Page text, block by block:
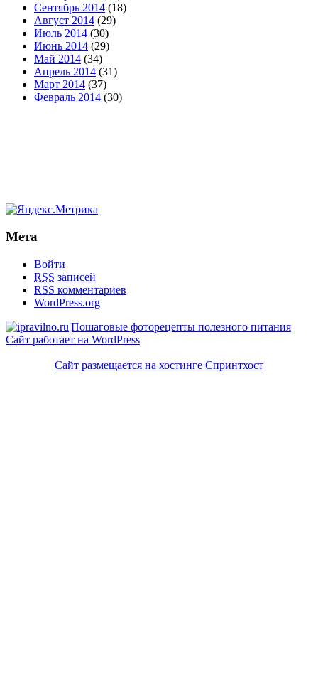
Сентябрь 2014 (18)
Август 2014 (29)
Июль 2014 (30)
Июнь 2014 (29)
Май 2014 (34)
Апрель 2014 (31)
Март 2014 (37)
Февраль 2014 (30)
Мета
Войти
RSS записей
RSS комментариев
WordPress.org
Сайт работает на WordPress
Сайт размещается на хостинге Спринтхост